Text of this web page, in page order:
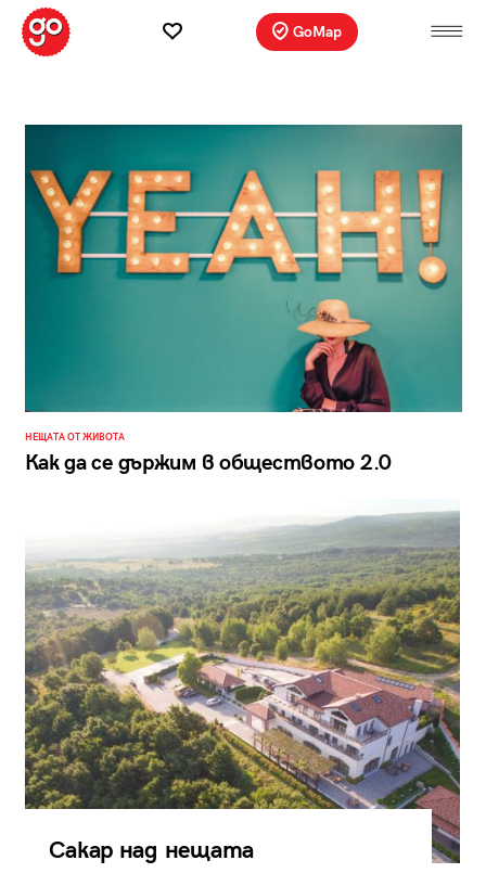
GoMap
НЕЩАТА ОТ ЖИВОТА
Как да се държим в обществото 2.0
Сакар над нещата